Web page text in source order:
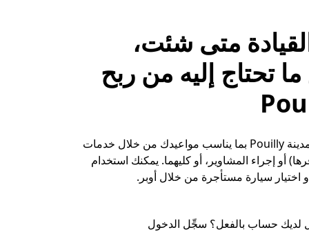
متى شئت،
تحتاج إليه من ربح
حقِّق الأرباح في مدينة Pouilly بما يناسب مواعيدك من خلال خدمات
أو إجراء المشاوير، أو كليهما. يمكنك استخدام
اختيار سيارة مستأجرة من خلال أوبر.
لديك حساب بالفعل؟ سجِّل الدخول